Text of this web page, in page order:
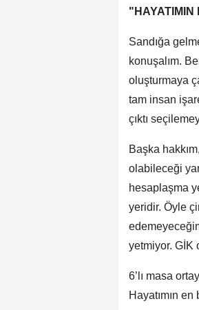
"HAYATIMIN
Sandığa
konuşalım.
oluşturmaya
tam insan
çıktı
Başka
olabileceği
hesaplaşma
yeridir. Öyle
yetmiyor. GİK
6’lı masa
Hayatımın en